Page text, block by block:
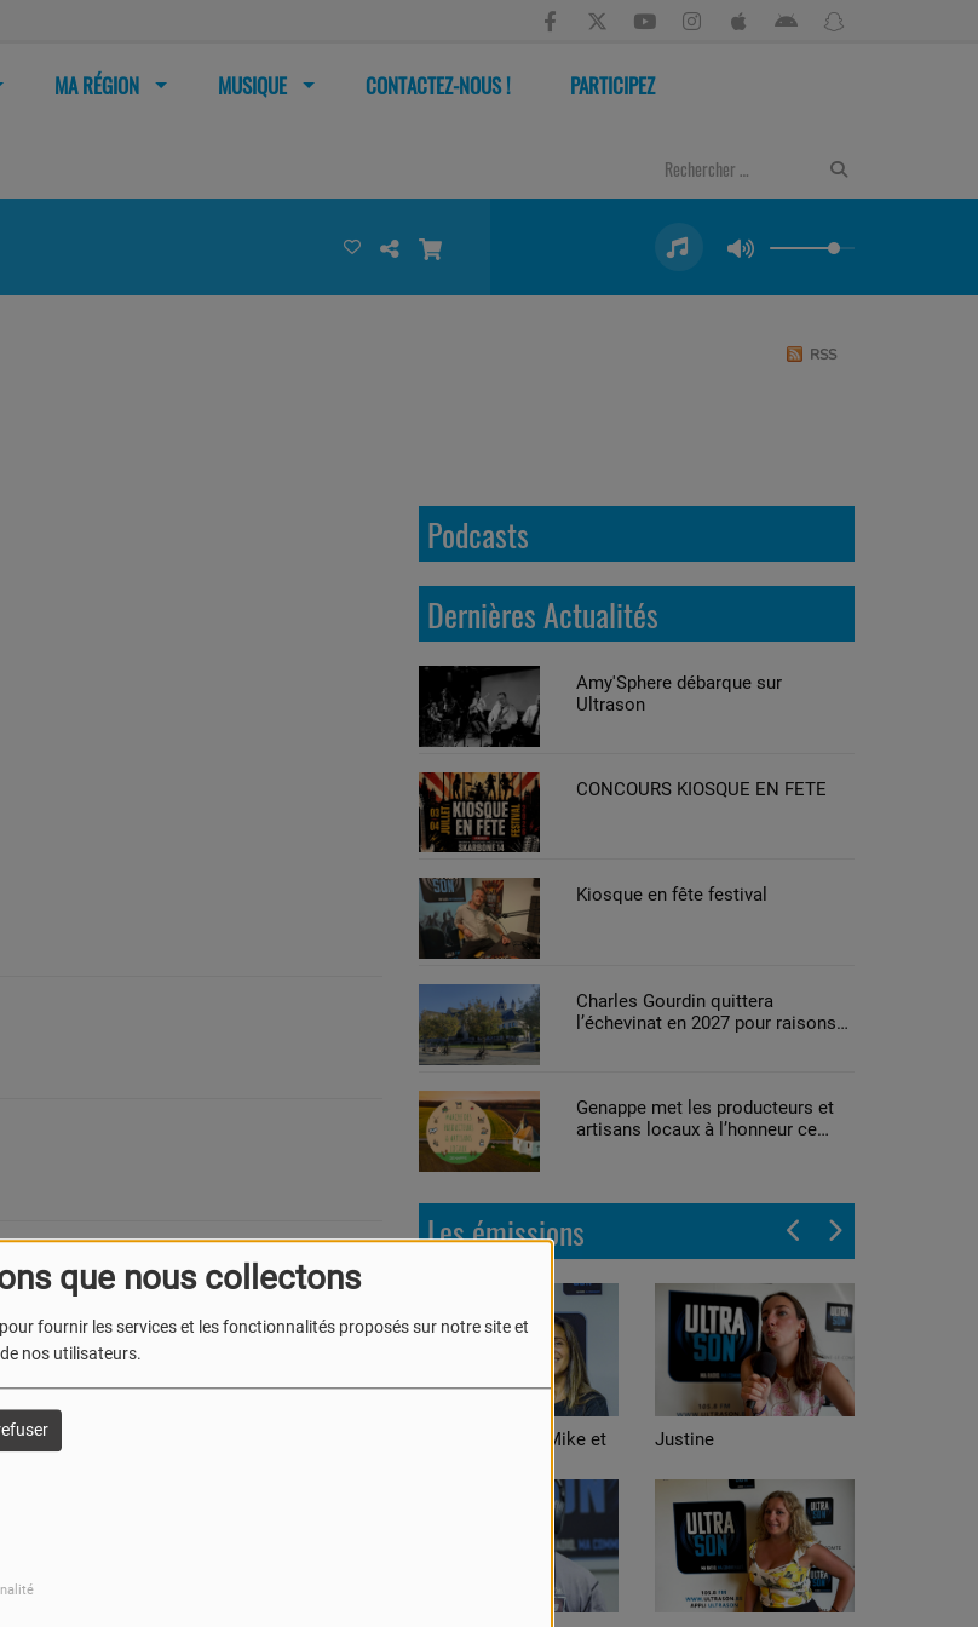
que nous collectons
fournir les services et les fonctionnalités proposés sur notre site et
nos utilisateurs.
MA RÉGION MUSIQUE CONTACTEZ-NOUS ! PARTICIPEZ
RSS
Podcasts
Dernières Actualités
Amy'Sphere débarque sur
Ultrason
CONCOURS KIOSQUE EN FETE
Kiosque en fête festival
Charles Gourdin quittera
l’échevinat en 2027 pour raisons
Genappe met les producteurs et
artisans locaux à l’honneur ce
Les émissions
Le Brunch avec Mike et
Justine